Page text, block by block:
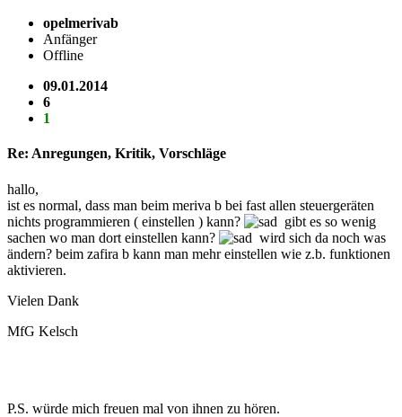
opelmerivab
Anfänger
Offline
09.01.2014
6
1
Re: Anregungen, Kritik, Vorschläge
hallo,
ist es normal, dass man beim meriva b bei fast allen steuergeräten
nichts programmieren ( einstellen ) kann?
gibt es so wenig
sachen wo man dort einstellen kann?
wird sich da noch was
ändern? beim zafira b kann man mehr einstellen wie z.b. funktionen
aktivieren.
Vielen Dank
MfG Kelsch
P.S. würde mich freuen mal von ihnen zu hören.